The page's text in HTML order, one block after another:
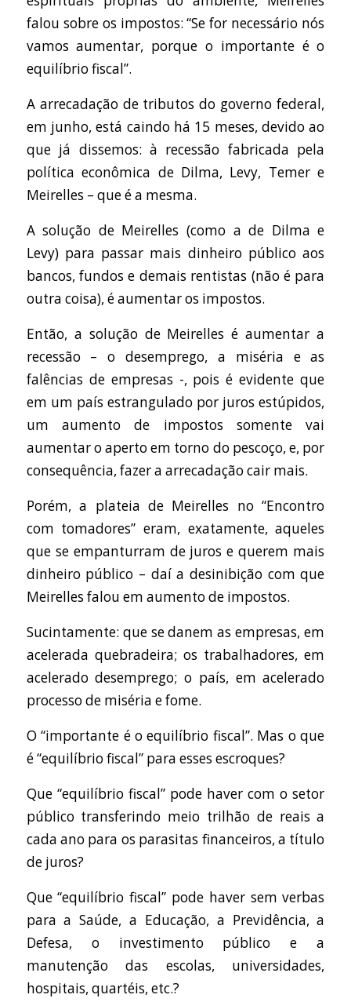
falou sobre os impostos: “Se for necessário nós
vamos aumentar, porque o importante é o
equilíbrio fiscal”.
A arrecadação de tributos do governo federal,
em junho, está caindo há 15 meses, devido ao
que já dissemos: à recessão fabricada pela
política econômica de Dilma, Levy, Temer e
Meirelles – que é a mesma.
A solução de Meirelles (como a de Dilma e
Levy) para passar mais dinheiro público aos
bancos, fundos e demais rentistas (não é para
outra coisa), é aumentar os impostos.
Então, a solução de Meirelles é aumentar a
recessão – o desemprego, a miséria e as
falências de empresas -, pois é evidente que
em um país estrangulado por juros estúpidos,
um aumento de impostos somente vai
aumentar o aperto em torno do pescoço, e, por
consequência, fazer a arrecadação cair mais.
Porém, a plateia de Meirelles no “Encontro
com tomadores” eram, exatamente, aqueles
que se empanturram de juros e querem mais
dinheiro público – daí a desinibição com que
Meirelles falou em aumento de impostos.
Sucintamente: que se danem as empresas, em
acelerada quebradeira; os trabalhadores, em
acelerado desemprego; o país, em acelerado
processo de miséria e fome.
O “importante é o equilíbrio fiscal”. Mas o que
é “equilíbrio fiscal” para esses escroques?
Que “equilíbrio fiscal” pode haver com o setor
público transferindo meio trilhão de reais a
cada ano para os parasitas financeiros, a título
de juros?
Que “equilíbrio fiscal” pode haver sem verbas
para a Saúde, a Educação, a Previdência, a
Defesa, o investimento público e a
manutenção das escolas, universidades,
hospitais, quartéis, etc.?